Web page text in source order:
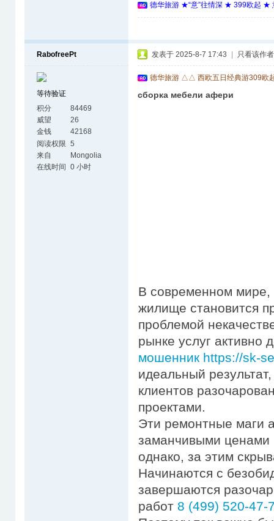
德华旅游 ★“意”往情深 ★ 399欧起 ★
RabofreePt
等待验证
积分
84469
威望
26
金钱
42168
阅读权限 5
来自
Mongolia
在线时间
0 小时
发表于 2025-8-7 17:43 只看该作者
德华旅游 △△ 西欧五日经典游309欧
сборка мебели афери
В современном мире,
жилище становится
проблемой
рынке услуг
мошенник https://sk-
идеальный
клиентов
проектами.
Эти ремонтные маги
заманчивыми
однако, за этим
Начинаются с
завершаются
работ 8 (499) 520-